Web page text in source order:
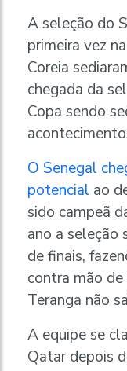
A seleção do
primeira vez
Coreia
chegada da
Copa sendo
O Senegal
potencial ao
sido campeã
ano a seleção
de finais,
contra mão
Teranga não
A equipe se
Qatar depois